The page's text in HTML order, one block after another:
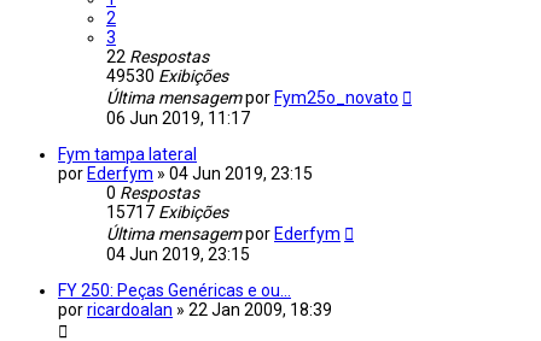
2
3
22 Respostas
49530 Exibições
Última mensagempor Fym25o_novato
06 Jun 2019, 11:17
Fym tampa lateral
por Ederfym » 04 Jun 2019, 23:15
0 Respostas
15717 Exibições
Última mensagempor Ederfym
04 Jun 2019, 23:15
FY 250: Peças Genéricas e ou...
porricardoalan » 22 Jan 2009, 18:39